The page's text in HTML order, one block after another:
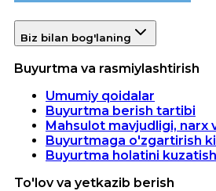
Biz bilan bog'laning
Buyurtma va rasmiylashtirish
Umumiy qoidalar
Buyurtma berish tartibi
Mahsulot mavjudligi, narx
Buyurtmaga o'zgartirish
Buyurtma holatini kuzatish
To'lov va yetkazib berish